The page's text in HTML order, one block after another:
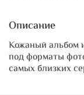
Описание
Кожаный альбом
под форматы
самых близких